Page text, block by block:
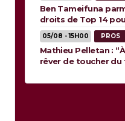
Ben Tameifuna
droits de Top 14
05/08 - 15H00 PROS
Mathieu Pelletan :
rêver de toucher du